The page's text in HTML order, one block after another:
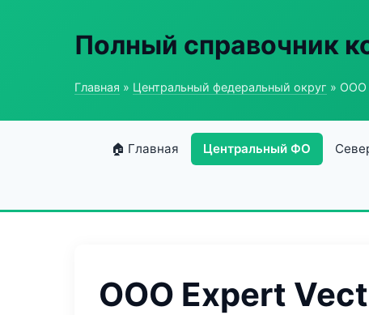
Полный справочник
Главная » Центральный федеральный округ » ООО
🏠 Главная Центральный ФО
ООО Expert